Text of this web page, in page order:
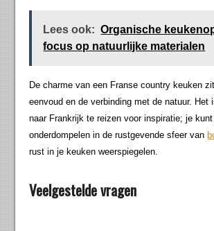
Lees ook: Organische
focus op natuurlijke materialen
De charme van een Franse country keuken
eenvoud en de verbinding met de natuur. Het
naar Frankrijk te reizen voor inspiratie; je
onderdompelen in de rustgevende sfeer van
rust in je keuken weerspiegelen.
Veelgestelde vragen